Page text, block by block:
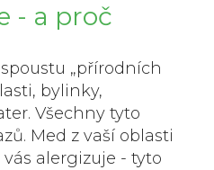
- a proč
„přírodních
bylinky,
Všechny tyto
Med z vaší oblasti
alergizuje - tyto